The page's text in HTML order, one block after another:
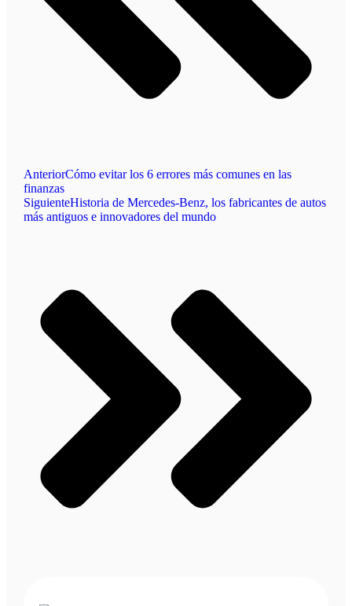
AnteriorCómo evitar los 6 errores más comunes en las
finanzas
SiguienteHistoria de Mercedes-Benz, los fabricantes de autos
más antiguos e innovadores del mundo